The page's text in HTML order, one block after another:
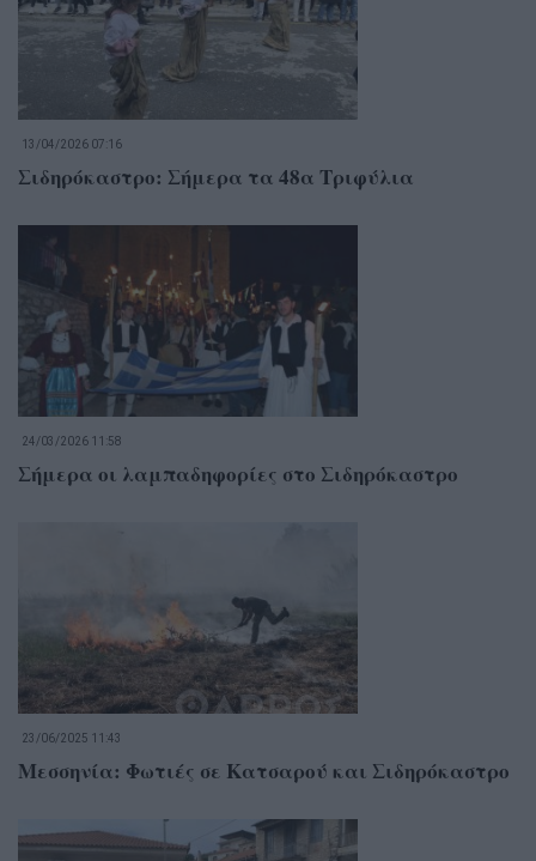
13/04/2026 07:16
Σιδηρόκαστρο: Σήμερα τα 48α Τριφύλια
24/03/2026 11:58
Σήμερα οι λαμπαδηφορίες στο Σιδηρόκαστρο
23/06/2025 11:43
Μεσσηνία: Φωτιές σε Κατσαρού και Σιδηρόκαστρο